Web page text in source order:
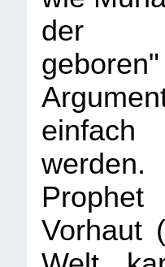
der
Vorhaut